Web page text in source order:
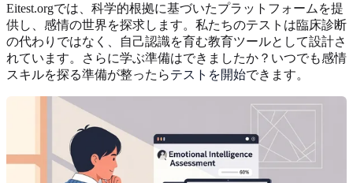
Eitest.orgでは、科学的根拠に基づいたプラットフォームを提
供し、感情の世界を探求します。私たちのテストは臨床診断
の代わりではなく、自己認識を育む教育ツールとして設計さ
れています。さらに学ぶ準備はできましたか？いつでも感情
スキルを探る準備が整ったらテストを開始できます。